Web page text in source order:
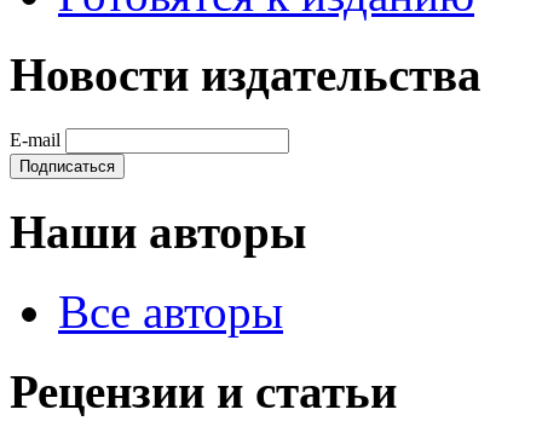
Новости издательства
E-mail
Наши авторы
Все авторы
Рецензии и статьи